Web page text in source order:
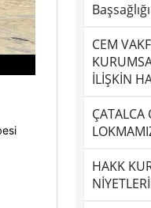
CEM
İLİŞKİN
ÇATALCA
HAKK